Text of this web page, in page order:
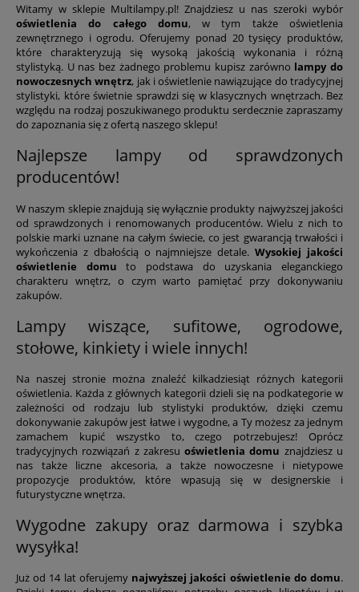
Zapraszamy do lektury!
Witamy w sklepie Multilampy.pl! Znajdziesz u nas szeroki wybór
oświetlenia do całego domu, w tym także oświetlenia
zewnętrznego i ogrodu. Oferujemy ponad 20 tysięcy produktów,
które charakteryzują się wysoką jakością wykonania i różną
stylistyką. U nas bez żadnego problemu kupisz zarówno lampy do
nowoczesnych wnętrz, jak i oświetlenie nawiązujące do tradycyjnej
stylistyki, które świetnie sprawdzi się w klasycznych wnętrzach. Bez
względu na rodzaj poszukiwanego produktu serdecznie zapraszamy
do zapoznania się z ofertą naszego sklepu!
Najlepsze lampy od sprawdzonych
producentów!
W naszym sklepie znajdują się wyłącznie produkty najwyższej jakości
od sprawdzonych i renomowanych producentów. Wielu z nich to
polskie marki uznane na całym świecie, co jest gwarancją trwałości i
wykończenia z dbałością o najmniejsze detale.Wysokiej jakości
oświetlenie domuto podstawa do uzyskania eleganckiego
charakteru wnętrz, o czym warto pamiętać przy dokonywaniu
zakupów.
Lampy wiszące, sufitowe, ogrodowe,
stołowe, kinkiety i wiele innych!
Na naszej stronie można znaleźć kilkadziesiąt różnych kategorii
oświetlenia. Każda z głównych kategorii dzieli się na podkategorie w
zależności od rodzaju lub stylistyki produktów, dzięki czemu
dokonywanie zakupów jest łatwe i wygodne, a Ty możesz za jednym
zamachem kupić wszystko to, czego potrzebujesz! Oprócz
tradycyjnych rozwiązań z zakresuoświetlenia domu znajdziesz u
nas także liczne akcesoria, a także nowoczesne i nietypowe
propozycje produktów, które wpasują się w designerskie i
futurystyczne wnętrza.
Wygodne zakupy oraz darmowa i szybka
wysyłka!
Już od 14 lat oferujemy najwyższej jakości oświetlenie do domu.